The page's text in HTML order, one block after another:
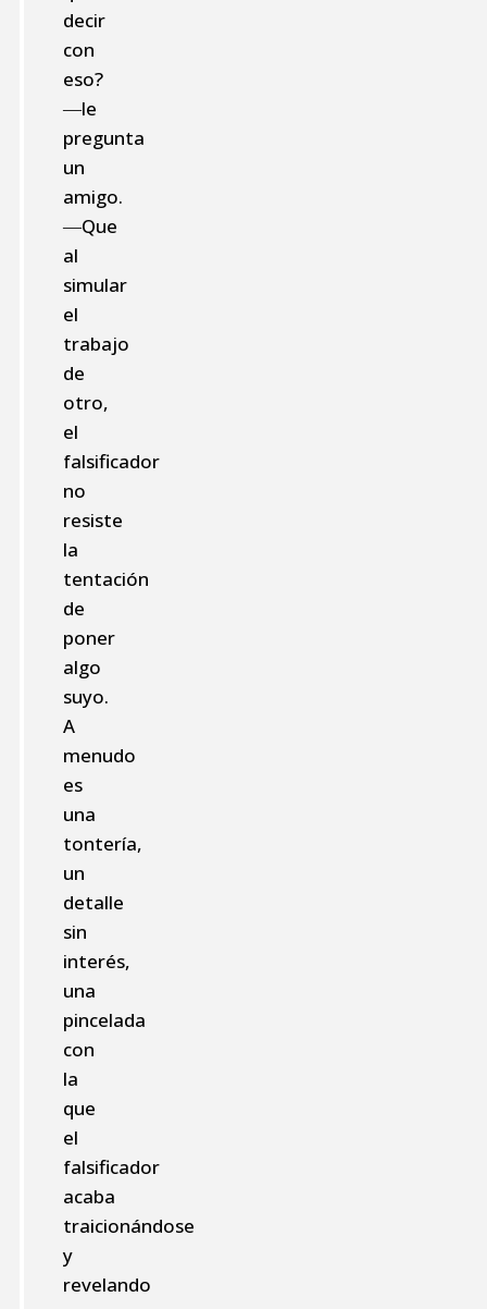
decir
con
eso?
―le
pregunta
un
amigo.
―Que
al
simular
el
trabajo
de
otro,
el
falsificador
no
resiste
la
tentación
de
poner
algo
suyo.
A
menudo
es
una
tontería,
un
detalle
sin
interés,
una
pincelada
con
la
que
el
falsificador
acaba
traicionándose
y
revelando